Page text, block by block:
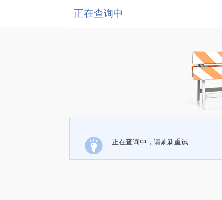
正在查询中
正在查询中，请刷新重试